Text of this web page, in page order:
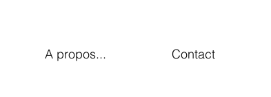
A propos... Contact